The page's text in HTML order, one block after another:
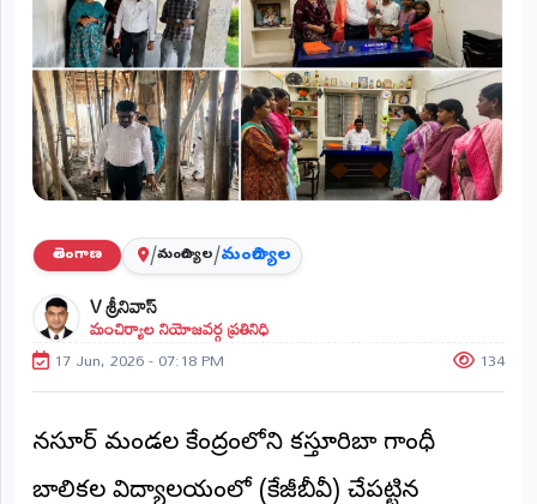
Radio)
ప్రాంతీయ
వార్తలు
(STATE)
తెలంగాణ
విభాగాలు
(MAIN)
వినోదం
భక్తి
క్రీడలు
తెలంగాణ /మంచిర్యాల/మంచిర్యాల
V శ్రీనివాస్
మంచిర్యాల నియోజవర్గ ప్రతినిధి
17 Jun, 2026 - 07:18 PM 134
​నస్పూర్ మండల కేంద్రంలోని కస్తూరిబా గాంధీ
బాలికల విద్యాలయంలో (కేజీబీవీ) చేపట్టిన